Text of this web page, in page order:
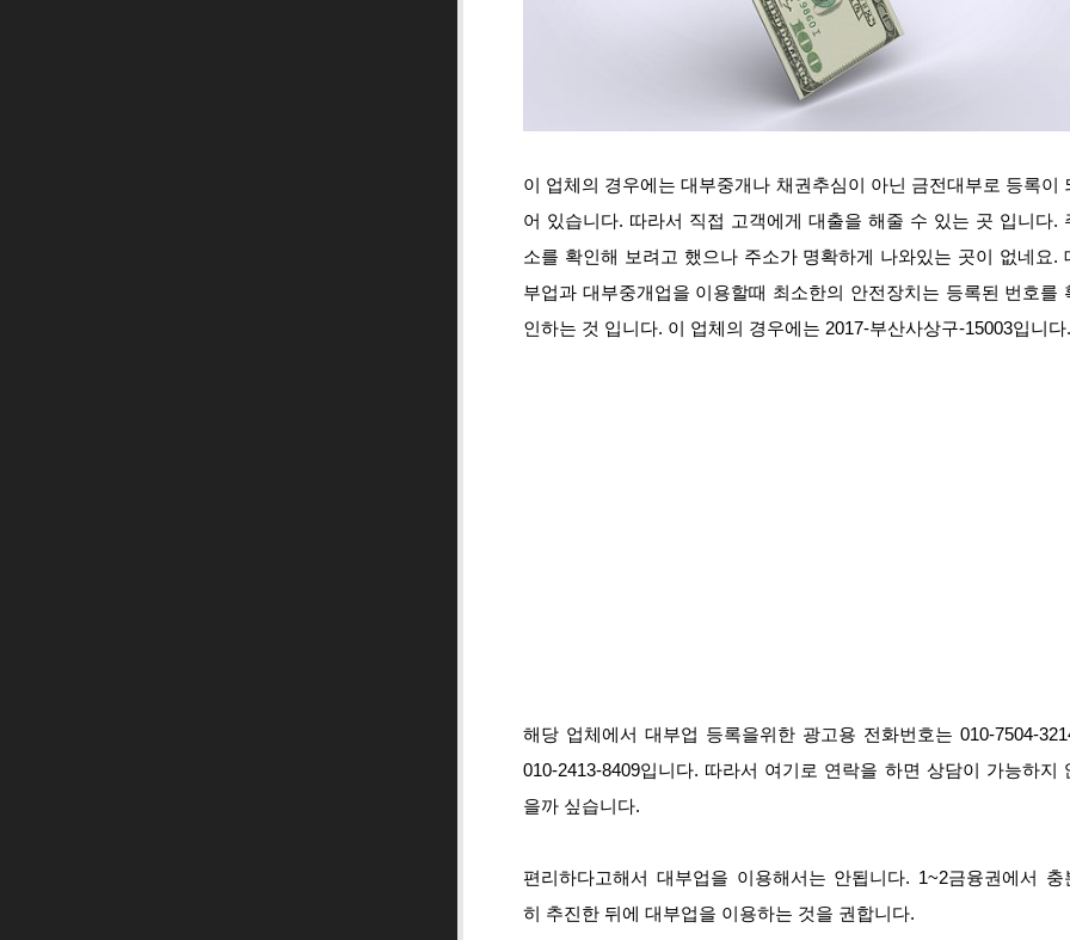
이 업체의 경우에는 대부중개나 채권추심이 아닌 금전대부로 등록이
어 있습니다. 따라서 직접 고객에게 대출을 해줄 수 있는 곳 입니다.
소를 확인해 보려고 했으나 주소가 명확하게 나와있는 곳이 없네요.
부업과 대부중개업을 이용할때 최소한의 안전장치는 등록된 번호를
인하는 것 입니다. 이 업체의 경우에는 2017-부산사상구-15003입니다.
해당 업체에서 대부업 등록을위한 광고용 전화번호는 010-7504-
010-2413-8409입니다. 따라서 여기로 연락을 하면 상담이 가능하지
을까 싶습니다.
편리하다고해서 대부업을 이용해서는 안됩니다. 1~2금융권에서 충
히 추진한 뒤에 대부업을 이용하는 것을 권합니다.